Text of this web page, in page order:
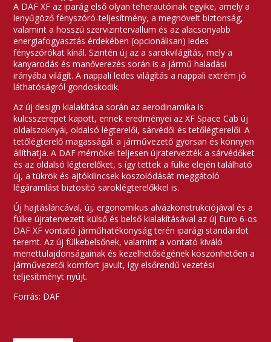
A DAF XF az iparág első olyan teherautóinak egyike, amely a
lenyűgöző fényszóró-teljesítmény, a megnövelt biztonság,
valamint a hosszú szervizintervallum és az alacsonyabb
energiafogyasztás érdekében (opcionálisan) ledes
fényszórókat kínál. Szintén új az a sarokvilágítás, mely a
kanyarodás és manőverezés során is a jármű haladási
irányába világít. A nappali ledes világítás a nappali extrém jó
láthatóságról gondoskodik.
Az új design kialakítása során az aerodinamika is
kulcsszerepet kapott, ennek eredményei az XF Space Cab új
oldalszoknyái, oldalsó légterelői, sárvédői és tetőlégterelői. A
tetőlégterelő magasságát a járművezető gyorsan és könnyen
állíthatja. A DAF mérnökei teljesen újratervezték a sárvédőket
és az oldalsó légterelőket, s így tettek a fülke elején található
új, a tükrök és ajtókilincsek koszolódását meggátoló
légáramlást biztosító saroklégterelőkkel is.
Új hajtásláncával, új, ergonomikus alvázkonstrukciójával és a
fülke újratervezett külső és belső kialakításával az új Euro 6-os
DAF XF vontató járműhatékonyság terén iparági standardot
teremt. Az új fülkebelsőnek, valamint a vontató kiváló
menettulajdonságainak és kezelhetőségének köszönhetően a
járművezetői komfort javult, így elsőrendű vezetési
teljesítményt nyújt.
Forrás: DAF